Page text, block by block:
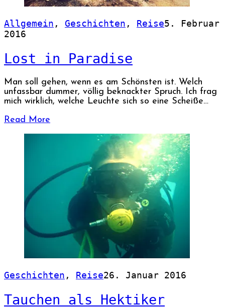
Allgemein , Geschichten , Reise5. Februar
2016
Lost in Paradise
Man soll gehen, wenn es am Schönsten ist. Welch
unfassbar dummer, völlig beknackter Spruch. Ich frag
mich wirklich, welche Leuchte sich so eine Scheiße…
Read More
Geschichten , Reise26. Januar 2016
Tauchen als Hektiker